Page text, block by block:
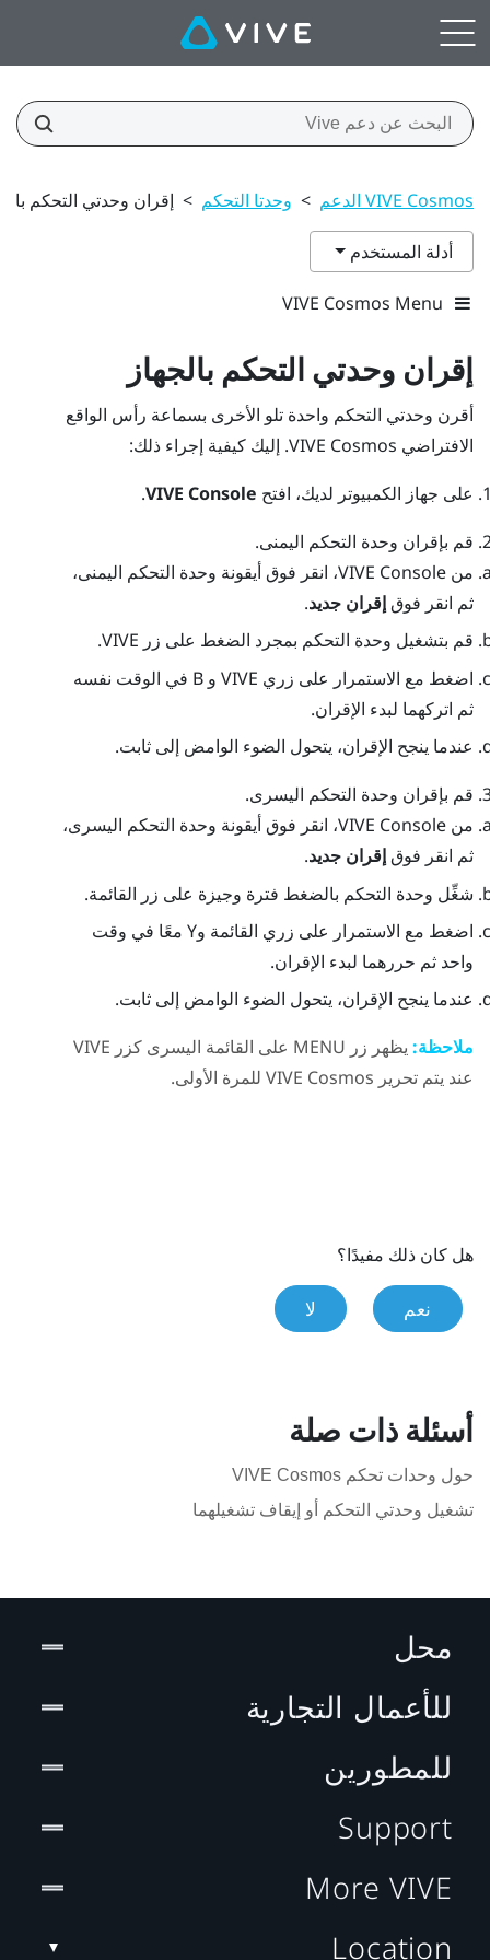
VIVE Cosmos الدعم > وحدتا التحكم > إقران وحدتي التحكم
أدلة المستخدم
VIVE Cosmos Menu
إقران وحدتي التحكم بالجهاز
أقرن وحدتي التحكم واحدة تلو الأخرى بسماعة رأس الواقع
الافتراضي VIVE Cosmos. إليك كيفية إجراء ذلك:
على جهاز الكمبيوتر لديك، افتح VIVE Console
.
قم بإقران وحدة التحكم اليمنى.
من VIVE Console، انقر فوق أيقونة وحدة التحكم اليمنى،
ثم انقر فوقإقران جديد.
قم بتشغيل وحدة التحكم بمجرد الضغط على زر VIVE
.
اضغط مع الاستمرار على زري VIVE و B في الوقت نفسه
ثم اتركهما لبدء الإقران.
عندما ينجح الإقران، يتحول الضوء الوامض إلى ثابت.
قم بإقران وحدة التحكم اليسرى.
من VIVE Console، انقر فوق أيقونة وحدة التحكم اليسرى،
ثم انقر فوقإقران جديد.
شغِّل وحدة التحكم بالضغط فترة وجيزة على زر القائمة.
اضغط مع الاستمرار على زري القائمة وY معًا في وقت
واحد ثم حررهما لبدء الإقران.
عندما ينجح الإقران، يتحول الضوء الوامض إلى ثابت.
ملاحظة: يظهر زر MENU على القائمة اليسرى كزر VIVE
عند يتم تحرير VIVE Cosmos للمرة الأولى.
هل كان ذلك مفيدًا؟
نعم لا
أسئلة ذات صلة
حول وحدات تحكم VIVE Cosmos
تشغيل وحدتي التحكم أو إيقاف تشغيلهما
محل
للأعمال التجارية
للمطورين
Support
More VIVE
Location